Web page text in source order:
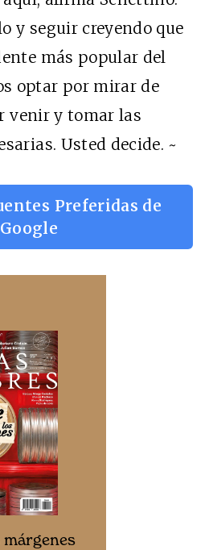
y seguir creyendo que
más popular del
optar por mirar de
venir y tomar las
Usted decide. ~
Preferidas de
Google
márgenes